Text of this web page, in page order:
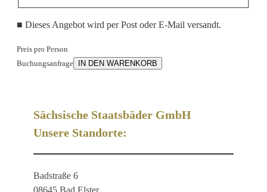
■ Dieses Angebot wird per Post oder E-Mail versandt.
Preis pro Person
Buchungsanfrage
IN DEN WARENKORB
Sächsische Staatsbäder GmbH
Unsere Standorte:
Badstraße 6